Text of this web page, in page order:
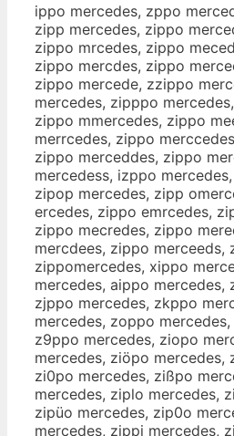
ippo mercedes, zppo
zipp mercedes, zippo
zippo mrcedes, zippo
zippo mercdes, zippo
zippo mercede, zzippo
mercedes, zipppo
zippo mmercedes, zippo
merrcedes, zippo
zippo merceddes, zippo
mercedess, izppo
zipop mercedes, zipp
ercedes, zippo emrcedes,
zippo mecredes, zippo
mercdees, zippo merceeds,
zippomercedes, xippo
mercedes, aippo mercedes,
zjppo mercedes, zkppo
mercedes, zoppo
z9ppo mercedes, ziopo
mercedes, ziöpo mercedes,
zi0po mercedes, zißpo
mercedes, ziplo mercedes,
zipüo mercedes, zip0o
mercedes, zippi mercedes,